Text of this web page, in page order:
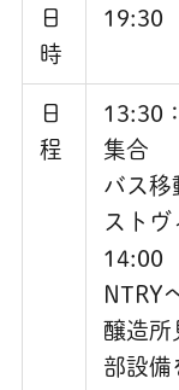
日
時
19:30
日
程
13:30
集合
バス移
ストヴ
14:00
NTRY
醸造所
部設備